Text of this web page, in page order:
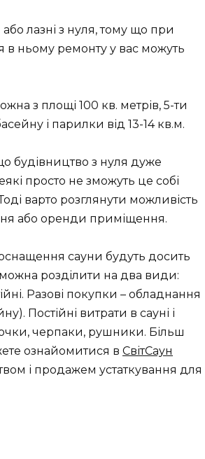
лазні з нуля, тому що при
в ньому ремонту у вас можуть
з площі 100 кв. метрів, 5-ти
і парилки від 13-14 кв.м.
будівництво з нуля дуже
просто не зможуть це собі
варто розглянути можливість
або оренди приміщення.
сауни будуть досить
можна розділити на два види:
Разові покупки – обладнання
Постійні витрати в сауні і
черпаки, рушники. Більш
ознайомитися в СвітСаун
і продажем устаткування для